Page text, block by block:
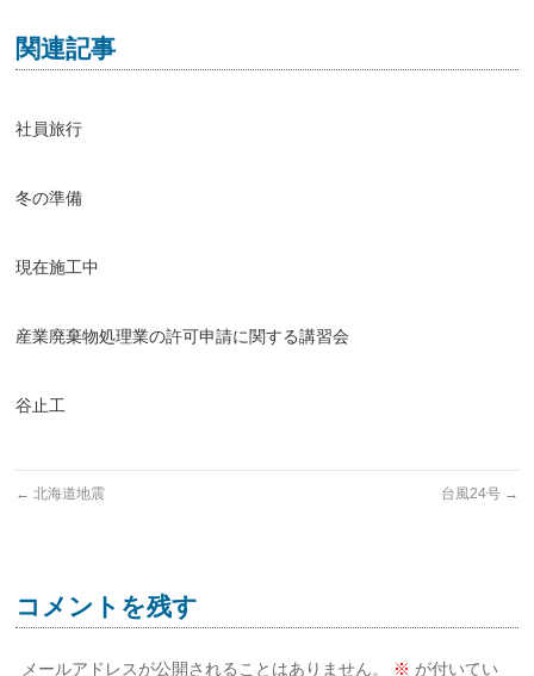
関連記事
社員旅行
冬の準備
現在施工中
産業廃棄物処理業の許可申請に関する講習会
谷止工
← 北海道地震 台風24号 →
コメントを残す
メールアドレスが公開されることはありません。 ※ が付いてい